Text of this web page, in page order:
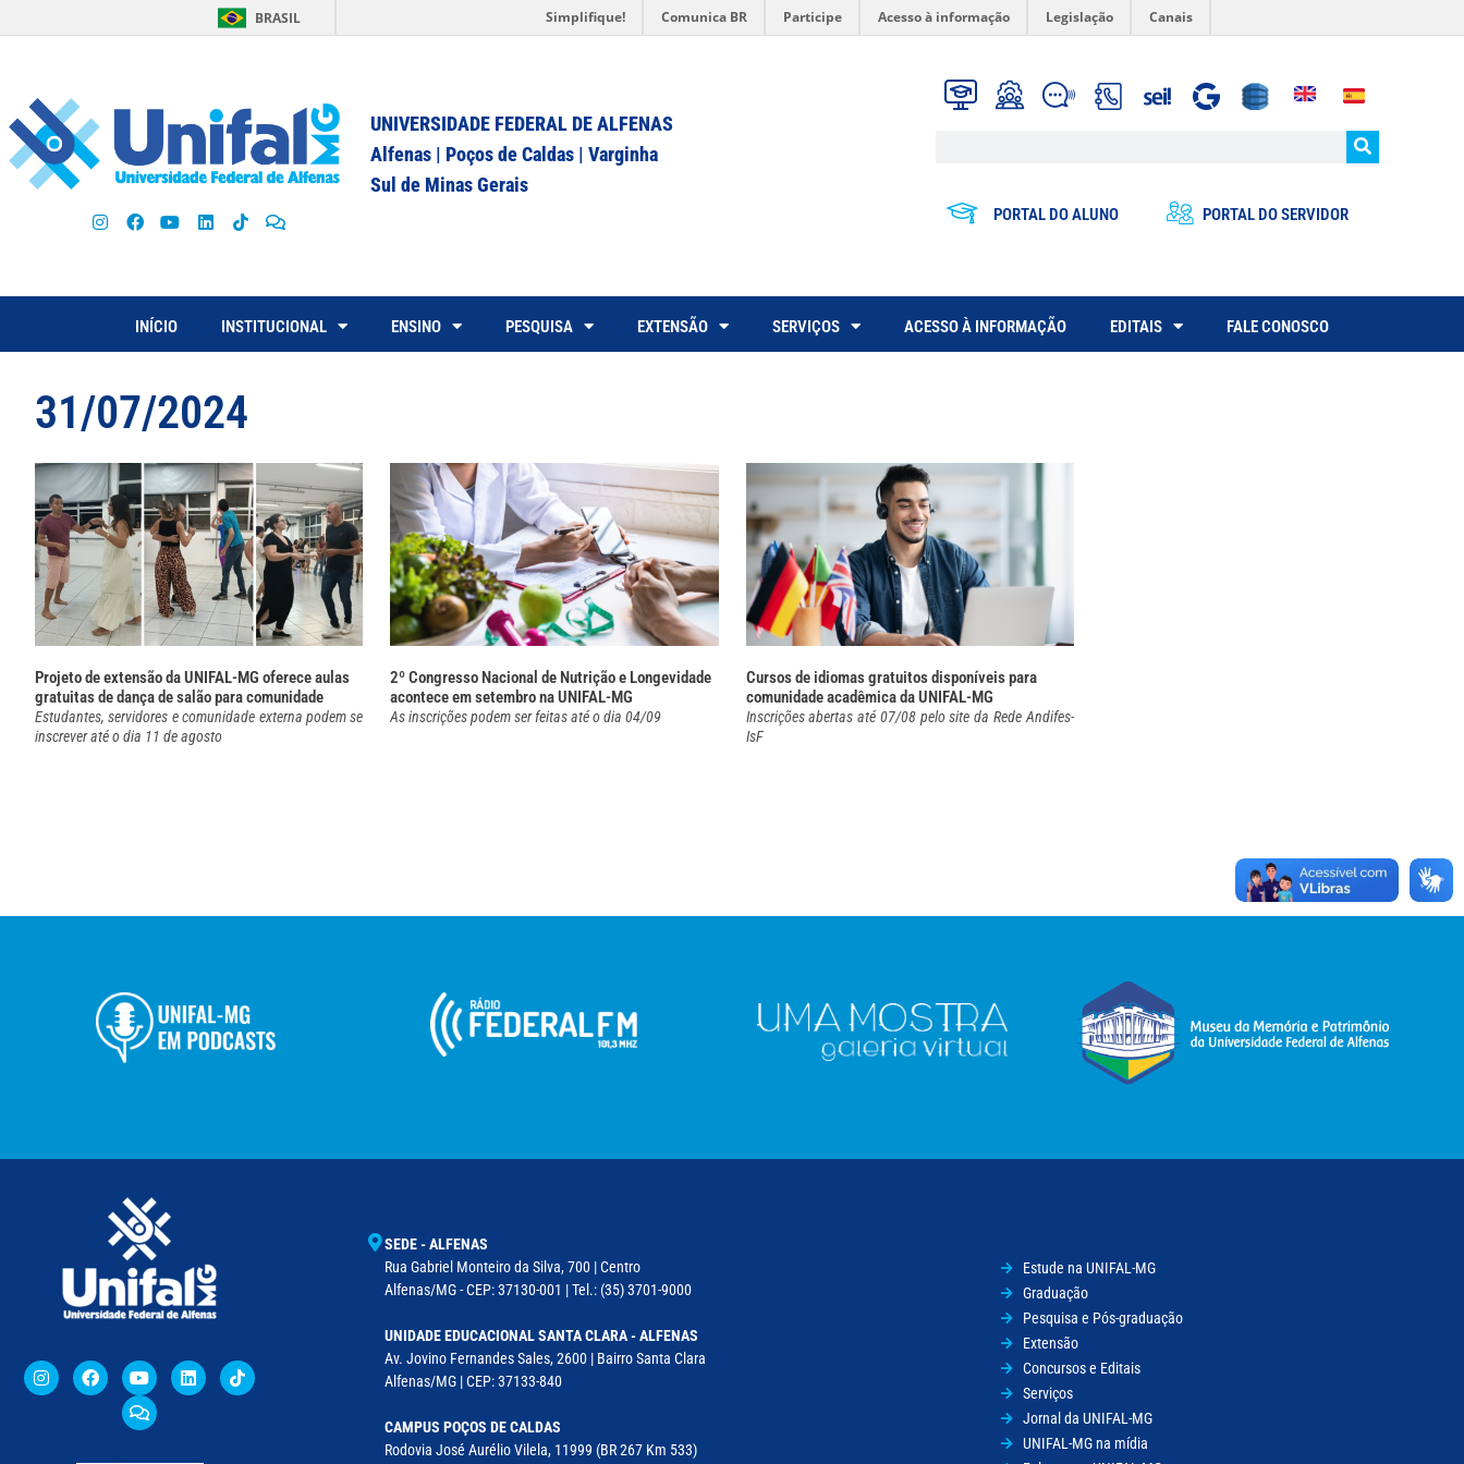
BRASIL Simplifique! Comunica BR Participe Acesso à informação Legislação Canais
UNIVERSIDADE FEDERAL DE ALFENAS
Alfenas | Poços de Caldas | Varginha
Sul de Minas Gerais
PORTAL DO ALUNO PORTAL DO SERVIDOR
INÍCIO INSTITUCIONAL ENSINO PESQUISA EXTENSÃO SERVIÇOS ACESSO À INFORMAÇÃO EDITAIS FALE CONOSCO
31/07/2024
Projeto de extensão da UNIFAL-MG oferece aulas
gratuitas de dança de salão para comunidade
Estudantes, servidores e comunidade externa podem se
inscrever até o dia 11 de agosto
2º Congresso Nacional de Nutrição e Longevidade
acontece em setembro na UNIFAL-MG
As inscrições podem ser feitas até o dia 04/09
Cursos de idiomas gratuitos disponíveis para
comunidade acadêmica da UNIFAL-MG
Inscrições abertas até 07/08 pelo site da Rede Andifes-
IsF
SEDE - ALFENAS
Rua Gabriel Monteiro da Silva, 700 | Centro
Alfenas/MG - CEP: 37130-001 | Tel.: (35) 3701-9000
UNIDADE EDUCACIONAL SANTA CLARA - ALFENAS
Av. Jovino Fernandes Sales, 2600 | Bairro Santa Clara
Alfenas/MG | CEP: 37133-840
CAMPUS POÇOS DE CALDAS
Rodovia José Aurélio Vilela, 11999 (BR 267 Km 533)
Estude na UNIFAL-MG
Graduação
Pesquisa e Pós-graduação
Extensão
Concursos e Editais
Serviços
Jornal da UNIFAL-MG
UNIFAL-MG na mídia